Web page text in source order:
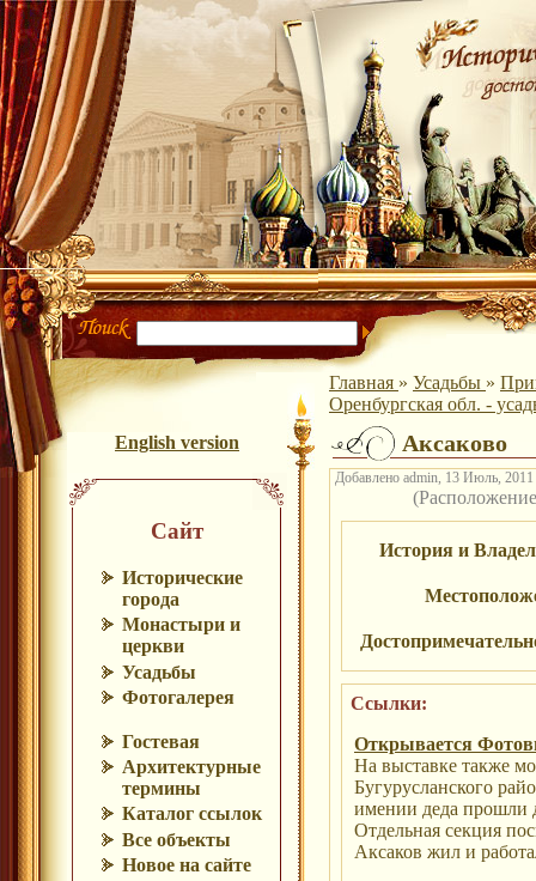
English version
Сайт
Исторические
города
Монастыри и
церкви
Усадьбы
Фотогалерея
Гостевая
Архитектурные
термины
Каталог ссылок
Все объекты
Новое на сайте
Главная » Усадьбы »
Оренбургская обл. -
Аксаково
Добавлено admin, 13 Июль,
История и
Ссылки:
Открывается
На выставке также
Бугурусланского
имении деда прошли
Отдельная секция
Аксаков жил и